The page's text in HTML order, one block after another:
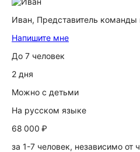
Иван, Представитель команды
Напишите мне
До 7 человек
2 дня
Можно с детьми
На русском языке
68 000 ₽
за 1-7 человек, независимо от